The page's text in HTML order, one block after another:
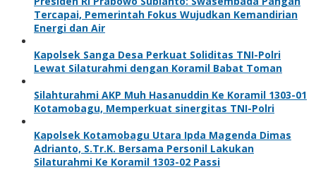
Tercapai, Pemerintah Fokus Wujudkan Kemandirian
Energi dan Air
Kapolsek Sanga Desa Perkuat Soliditas TNI-Polri
Lewat Silaturahmi dengan Koramil Babat Toman
Silahturahmi AKP Muh Hasanuddin Ke Koramil 1303-01
Kotamobagu, Memperkuat sinergitas TNI-Polri
Kapolsek Kotamobagu Utara Ipda Magenda Dimas
Adrianto, S.Tr.K. Bersama Personil Lakukan
Silaturahmi Ke Koramil 1303-02 Passi